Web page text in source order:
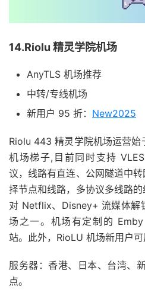
14.Riolu 精灵学院机场
AnyTLS 机场推荐
中转/专线机场
新用户 95 折： New2025
Riolu 443 精灵学院机场运营
机场梯子,目前同时支持
议，线路有直连、公网隧道中
择节点和线路，多协议多线路
对 Netflix、Disney+ 流媒体解
场之一。机场有定制的
站。此外，RioLU 机场新用户可
服务器：香港、日本、台湾、
点。